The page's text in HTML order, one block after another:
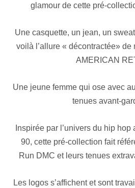
glamour de cette pré-
Une casquette, un jean, un
voilà l’allure « décontractée»
AMERICAN
Une jeune femme qui ose avec
tenues avant-
Inspirée par l’univers du hip
90, cette pré-collection fait
Run DMC et leurs tenues
Les logos s’affichent et sont